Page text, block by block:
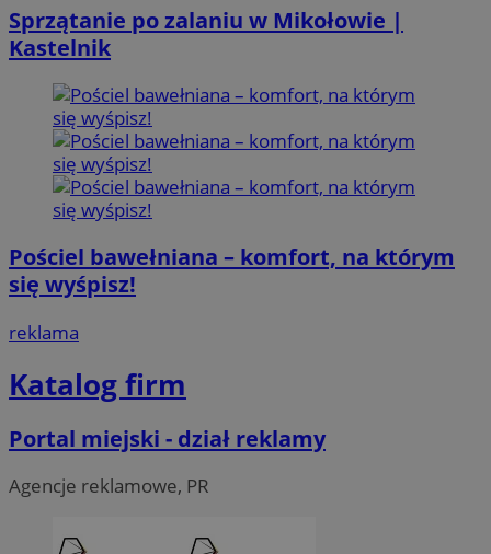
Sprzątanie po zalaniu w Mikołowie |
Kastelnik
Pościel bawełniana – komfort, na którym
się wyśpisz!
reklama
Katalog firm
Portal miejski - dział reklamy
Agencje reklamowe, PR